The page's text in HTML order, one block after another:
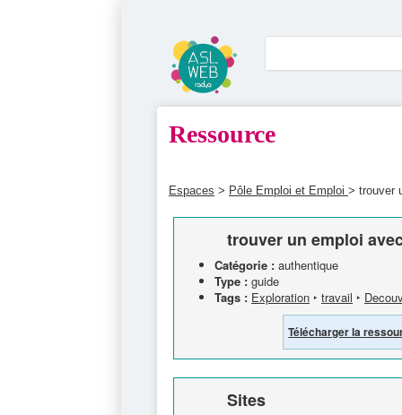
Ressource
Espaces > Pôle Emploi et Emploi > trouver
trouver un emploi
Catégorie : authentique
Type : guide
Tags : Exploration ‣ travail ‣
Télécharger la
Sites